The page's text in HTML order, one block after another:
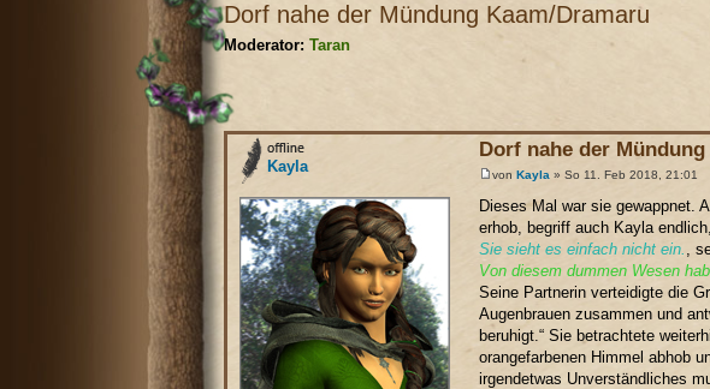
Dorf nahe der Mündung Kaam/Dramaru
Moderator: Taran
Dorf nahe der
von Kayla » So 11. Feb 2018, 21:01
Dieses Mal war sie gewappnet.
erhob, begriff auch Kayla
Sie sieht es einfach nicht ein.
,
Von diesem dummen Wesen
Seine Partnerin verteidigte die
Augenbrauen zusammen und
beruhigt.“ Sie betrachtete
orangefarbenen Himmel abhob
irgendetwas Unverständliches
Kayla